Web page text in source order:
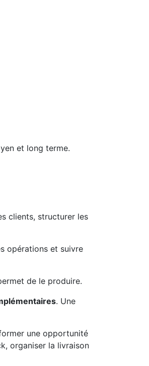
et long terme.
clients, structurer les
opérations et suivre
de le produire.
. Une
une opportunité
organiser la livraison